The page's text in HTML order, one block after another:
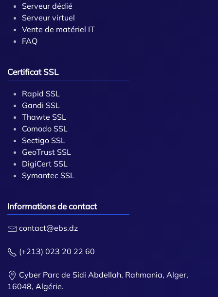
Serveur dédié
Serveur virtuel
Vente de matériel IT
FAQ
Certificat SSL
Rapid SSL
Gandi SSL
Thawte SSL
Comodo SSL
Sectigo SSL
GeoTrust SSL
DigiCert SSL
Symantec SSL
Informations de contact
contact@ebs.dz
(+213) 023 20 22 60
Cyber Parc de Sidi Abdellah, Rahmania, Alger,
16048, Algérie.